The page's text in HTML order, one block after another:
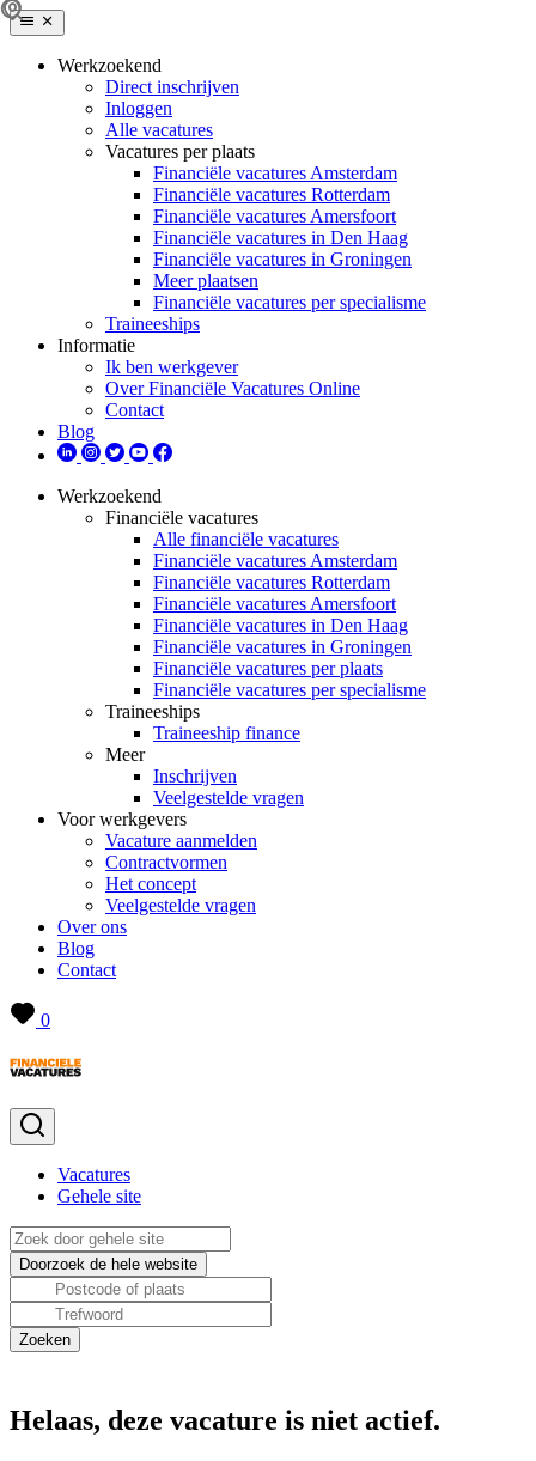
Werkzoekend
Direct inschrijven
Inloggen
Alle vacatures
Vacatures per plaats
Financiële vacatures Amsterdam
Financiële vacatures Rotterdam
Financiële vacatures Amersfoort
Financiële vacatures in Den Haag
Financiële vacatures in Groningen
Meer plaatsen
Financiële vacatures per specialisme
Traineeships
Informatie
Ik ben werkgever
Over Financiële Vacatures Online
Contact
Blog
Werkzoekend
Financiële vacatures
Alle financiële vacatures
Financiële vacatures Amsterdam
Financiële vacatures Rotterdam
Financiële vacatures Amersfoort
Financiële vacatures in Den Haag
Financiële vacatures in Groningen
Financiële vacatures per plaats
Financiële vacatures per specialisme
Traineeships
Traineeship finance
Meer
Inschrijven
Veelgestelde vragen
Voor werkgevers
Vacature aanmelden
Contractvormen
Het concept
Veelgestelde vragen
Over ons
Blog
Contact
0
Vacatures
Gehele site
Helaas, deze vacature is niet actief.